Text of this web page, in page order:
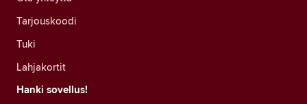
Tarjouskoodi
Tuki
Lahjakortit
Hanki sovellus!